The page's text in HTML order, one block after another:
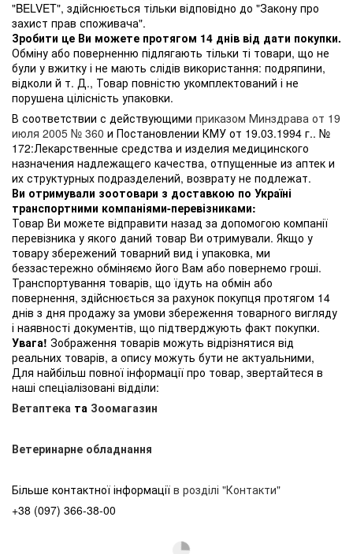
"BELVET", здійснюється тільки відповідно до "Закону про
захист прав споживача".
Зробити це Ви можете протягом 14 днів від дати покупки.
Обміну або поверненню підлягають тільки ті товари, що не
були у вжитку і не мають слідів використання: подряпини,
відколи й т. Д., Товар повністю укомплектований і не
порушена цілісність упаковки.
В соответствии с действующими приказом Минздрава от 19
июля 2005 № 360 и Постановлении КМУ от 19.03.1994 г.. №
172:Лекарственные средства и изделия медицинского
назначения надлежащего качества, отпущенные из аптек и
их структурных подразделений, возврату не подлежат.
Ви отримували зоотовари з доставкою по Україні
транспортними компаніями-перевізниками:
Товар Ви можете відправити назад за допомогою компанії
перевізника у якого даний товар Ви отримували. Якщо у
товару збережений товарний вид і упаковка, ми
беззастережно обміняємо його Вам або повернемо гроші.
Транспортування товарів, що їдуть на обмін або
повернення, здійснюється за рахунок покупця протягом 14
днів з дня продажу за умови збереження товарного вигляду
і наявності документів, що підтверджують факт покупки.
Увага! Зображення товарів можуть відрізнятися від
реальних товарів, а опису можуть бути не актуальними,
Для найбільш повної інформації про товар, звертайтеся в
наші спеціалізовані відділи:
Ветаптека та Зоомагазин
Ветеринарне обладнання
Більше контактної інформації в розділі "Контакти"
+38 (097) 366-38-00